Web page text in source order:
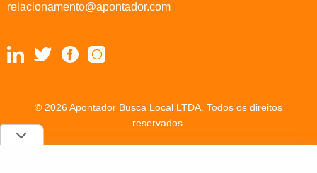
relacionamento@apontador.com
© 2026 Apontador Busca Local LTDA. Todos os direitos
reservados.